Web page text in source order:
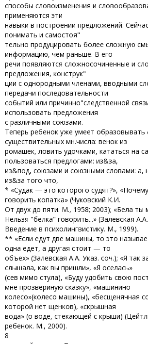
способы словоизменения и
применяются эти
навыки в построении предложений.
понимать и самостоя"
тельно продуцировать более сложную
информацию, чем раньше. В его
речи появляются сложносочиненные и
предложения, конструк"
ции с однородными членами, вводными
передачи последовательности
событий или причинно"следственной
использовать предложения
с различными союзами.
Теперь ребенок уже умеет
существительных мн.числа: венок из
ромашек, ловить удочками, кататься на
пользоваться предлогами: из&за,
из&под, союзами и союзными словами: а,
из&за того что,
* «Судак — это которого судят?»,
говорить копатка» (Чуковский К.И.
От двух до пяти. М., 1958; 2003); «Бела ты
Нельзя "белка" говорить...» (Залевская А.А.
Введение в психолингвистику. М., 1999).
** «Если едут две машины, то это
одна едет, а другая стоит — то
объех» (Залевская А.А. Указ. соч.); «Я так
слышала, как вы пришли», «Я оселась»
(сев мимо стула), «Буду удобить свою
мне прозвериную сказку», «машинино
колесо»(колесо машины), «бесщенячная
которой нет щенков), «скрышная
вода» (о воде, стекающей с крыши)
ребенок. М., 2000).
8